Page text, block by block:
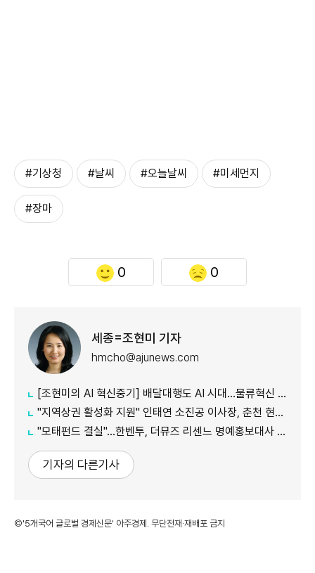
#기상청 #날씨 #오늘날씨 #미세먼지
#장마
0 0
세종=조현미 기자
hmcho@ajunews.com
[조현미의 AI 혁신중기] 배달대행도 AI 시대…물류혁신 선도하는 부릉
"지역상권 활성화 지원" 인태연 소진공 이사장, 춘천 현장방문
"모태펀드 결실"…한벤투, 더뮤즈 리센느 명예홍보대사 임명
기자의 다른기사
©'5개국어 글로벌 경제신문' 아주경제. 무단전재·재배포 금지